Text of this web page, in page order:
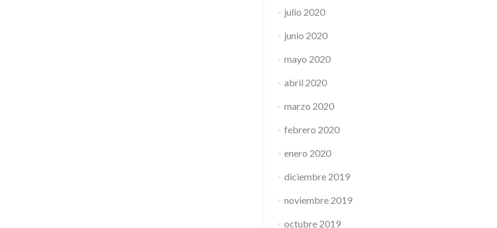
julio 2020
junio 2020
mayo 2020
abril 2020
marzo 2020
febrero 2020
enero 2020
diciembre 2019
noviembre 2019
octubre 2019